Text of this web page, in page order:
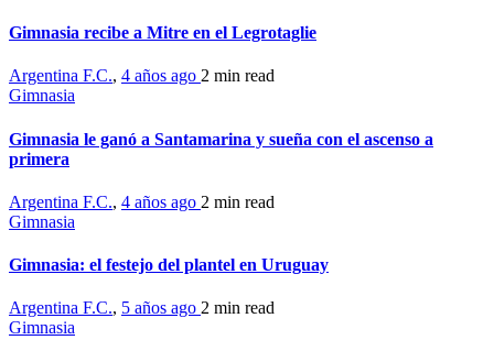
Gimnasia recibe a Mitre en el Legrotaglie
Argentina F.C., 4 años ago 2 min read
Gimnasia
Gimnasia le ganó a Santamarina y sueña con el ascenso a
primera
Argentina F.C., 4 años ago 2 min read
Gimnasia
Gimnasia: el festejo del plantel en Uruguay
Argentina F.C., 5 años ago 2 min read
Gimnasia